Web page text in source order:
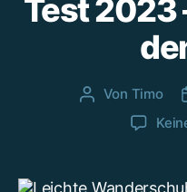
Test 2023
Beitragsautor
Von Timo